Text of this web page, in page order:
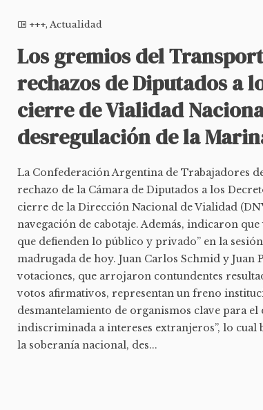
+++,Actualidad
Los gremios del
rechazos de Diputados a
cierre de Vialidad
desregulación de la
La Confederación Argentina de Trabajadores
rechazo de la Cámara de Diputados a los
cierre de la Dirección Nacional de Vialidad
navegación de cabotaje. Además, indicaron
que defienden lo público y privado” en la
madrugada de hoy. Juan Carlos Schmid y Juan
votaciones, que arrojaron contundentes
votos afirmativos, representan un freno
desmantelamiento de organismos clave para
indiscriminada a intereses extranjeros”, lo cual
la soberanía nacional, des...